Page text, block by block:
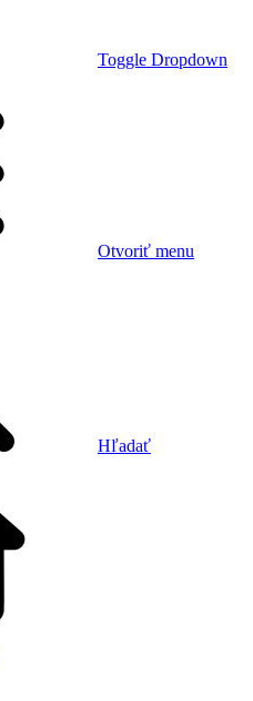
Toggle Dropdown
Otvoriť menu
Hľadať